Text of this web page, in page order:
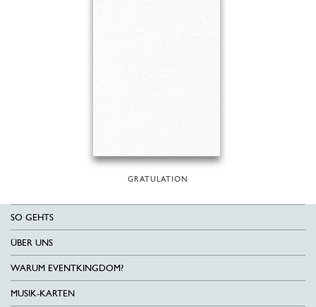
GRATULATION
SO GEHTS
ÜBER UNS
WARUM EVENTKINGDOM?
MUSIK-KARTEN